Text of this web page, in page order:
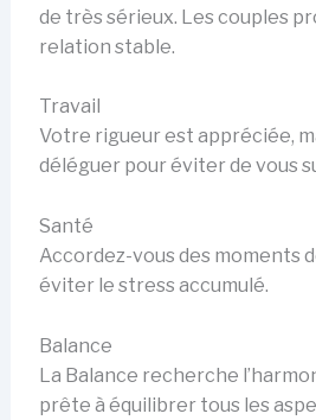
de très sérieux. Les couples
relation stable.
Travail
Votre rigueur est appréciée,
déléguer pour éviter de vous
Santé
Accordez-vous des moments
éviter le stress accumulé.
Balance
La Balance recherche
prête à équilibrer tous les